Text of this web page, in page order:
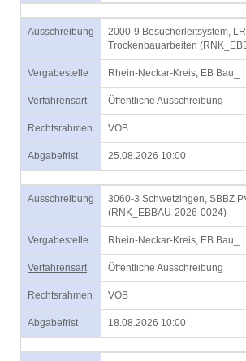
Ausschreibung
2000-9 Besucherleitsystem,
Trockenbauarbeiten
Vergabestelle Rhein-Neckar-Kreis, EB Bau_
Verfahrensart Öffentliche Ausschreibung
Rechtsrahmen VOB
Abgabefrist 25.08.2026 10:00
Ausschreibung
3060-3 Schwetzingen, SBBZ
(RNK_EBBAU-2026-0024)
Vergabestelle Rhein-Neckar-Kreis, EB Bau_
Verfahrensart Öffentliche Ausschreibung
Rechtsrahmen VOB
Abgabefrist 18.08.2026 10:00